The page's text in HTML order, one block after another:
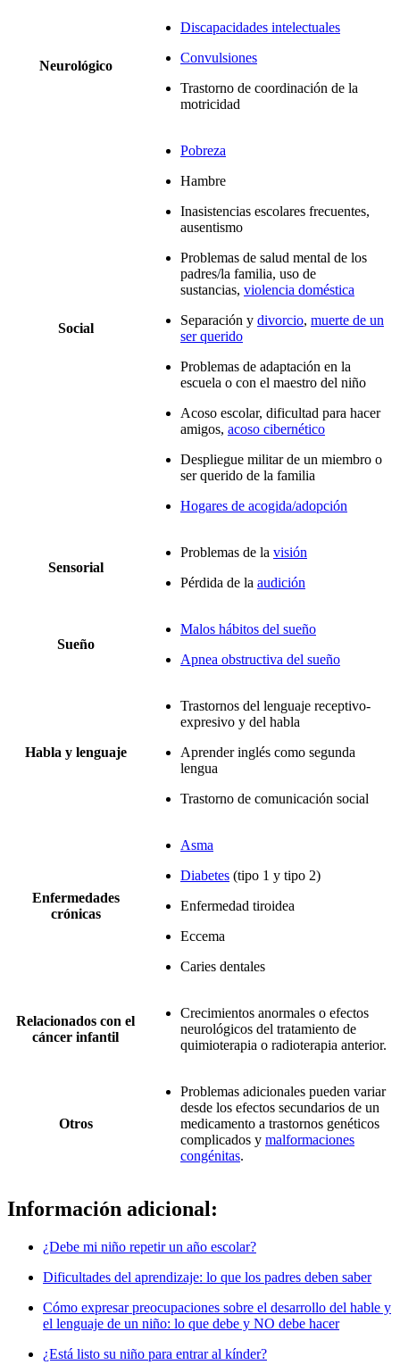
Neurológico
Discapacidades intelectuales
Convulsiones
Trastorno de coordinación de la
motricidad
Social
Pobreza
Hambre
Inasistencias escolares frecuentes,
ausentismo
Problemas de salud mental de los
padres/la familia, uso de
sustancias, violencia doméstica
Separación y divorcio, muerte de un
ser querido
Problemas de adaptación en la
escuela o con el maestro del niño
Acoso escolar, dificultad para hacer
amigos, acoso cibernético
Despliegue militar de un miembro o
ser querido de la familia
Hogares de acogida/adopción
Sensorial
Problemas de la visión
Pérdida de la audición
Sueño
Malos hábitos del sueño
Apnea obstructiva del sueño
Habla y lenguaje
Trastornos del lenguaje receptivo-
expresivo y del habla
Aprender inglés como segunda
lengua
Trastorno de comunicación social
Enfermedades
crónicas
Asma
Diabetes (tipo 1 y tipo 2)
Enfermedad tiroidea
Eccema
Caries dentales
Relacionados con el
cáncer infantil
Crecimientos anormales o efectos
neurológicos del tratamiento de
quimioterapia o radioterapia anterior.
Otros
Problemas adicionales pueden variar
desde los efectos secundarios de un
medicamento a trastornos genéticos
complicados y malformaciones
congénitas.
Información adicional:
¿Debe mi niño repetir un año escolar?
Dificultades del aprendizaje: lo que los padres deben saber
Cómo expresar preocupaciones sobre el desarrollo del hable y
el lenguaje de un niño: lo que debe y NO debe hacer
¿Está listo su niño para entrar al kínder?